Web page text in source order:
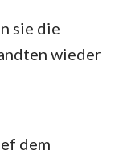
sie die
wieder
dem